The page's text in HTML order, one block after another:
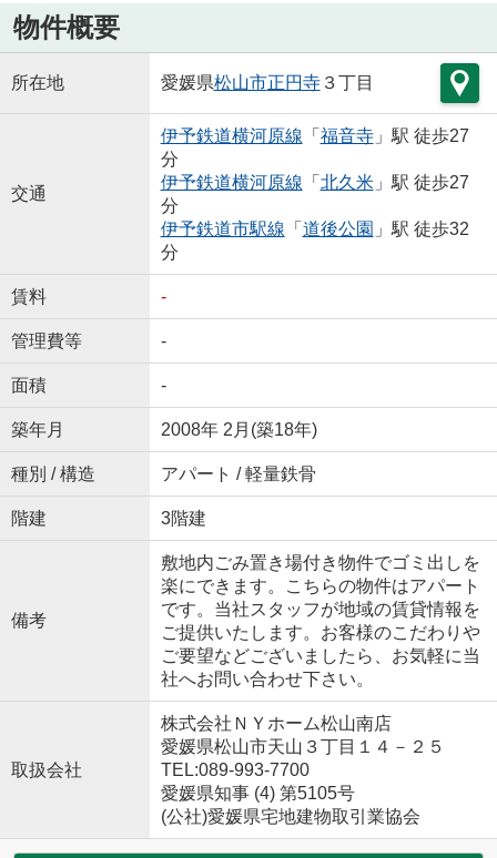
物件概要
所在地 愛媛県松山市正円寺３丁目
交通
伊予鉄道横河原線 「 福音寺」駅 徒歩27
分
伊予鉄道横河原線 「 北久米」駅 徒歩27
分
伊予鉄道市駅線 「 道後公園 」駅 徒歩32
分
賃料 -
管理費等 -
面積 -
築年月 2008年 2月(築18年)
種別 / 構造 アパート / 軽量鉄骨
階建 3階建
備考
敷地内ごみ置き場付き物件でゴミ出しを
楽にできます。こちらの物件はアパート
です。当社スタッフが地域の賃貸情報を
ご提供いたします。お客様のこだわりや
ご要望などございましたら、お気軽に当
社へお問い合わせ下さい。
取扱会社
株式会社ＮＹホーム松山南店
愛媛県松山市天山３丁目１４－２５
TEL:089-993-7700
愛媛県知事 (4) 第5105号
(公社)愛媛県宅地建物取引業協会